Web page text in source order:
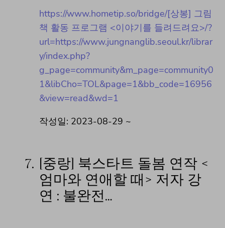
https://www.hometip.so/bridge/[상봉] 그림
책 활동 프로그램 <이야기를 들려드려요>/?
url=https://www.jungnanglib.seoul.kr/librar
y/index.php?
g_page=community&m_page=community0
1&libCho=TOL&page=1&bb_code=16956
&view=read&wd=1
작성일: 2023-08-29 ~
7. [중랑] 북스타트 돌봄 연작 <
엄마와 연애할 때> 저자 강
연 : 불완전…